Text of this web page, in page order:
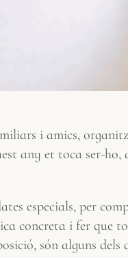
i amics,
any et toca ser-
especials, per
concreta i fer que
són alguns